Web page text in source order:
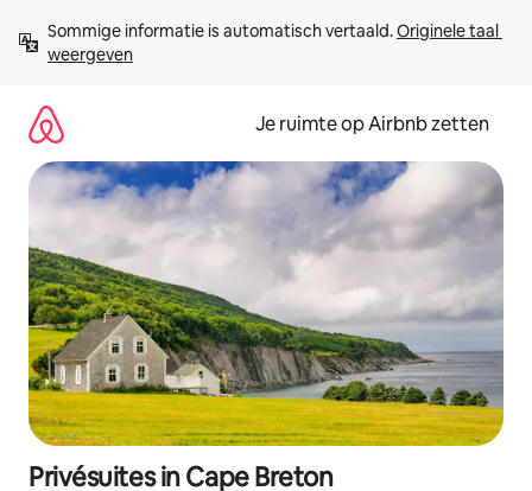
direct
naar
Sommige informatie is automatisch vertaald. Originele taal
weergeven
Je ruimte op Airbnb zetten
Privésuites in Cape Breton